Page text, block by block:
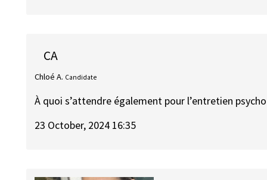
CA
Chloé A. Candidate
À quoi s’attendre également pour l’entretien
23 October, 2024 16:35